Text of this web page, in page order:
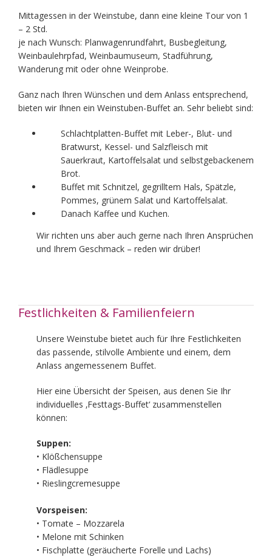
Mittagessen in der Weinstube, dann eine kleine Tour von 1
– 2 Std.
je nach Wunsch: Planwagenrundfahrt, Busbegleitung,
Weinbaulehrpfad, Weinbaumuseum, Stadführung,
Wanderung mit oder ohne Weinprobe.
Ganz nach Ihren Wünschen und dem Anlass entsprechend,
bieten wir Ihnen ein Weinstuben-Buffet an. Sehr beliebt sind:
Schlachtplatten-Buffet mit Leber-, Blut- und
Bratwurst, Kessel- und Salzfleisch mit
Sauerkraut, Kartoffelsalat und selbstgebackenem
Brot.
Buffet mit Schnitzel, gegrilltem Hals, Spätzle,
Pommes, grünem Salat und Kartoffelsalat.
Danach Kaffee und Kuchen.
Wir richten uns aber auch gerne nach Ihren Ansprüchen
und Ihrem Geschmack – reden wir drüber!
Festlichkeiten & Familienfeiern
Unsere Weinstube bietet auch für Ihre Festlichkeiten
das passende, stilvolle Ambiente und einem, dem
Anlass angemessenem Buffet.
Hier eine Übersicht der Speisen, aus denen Sie Ihr
individuelles ‚Festtags-Buffet‘ zusammenstellen
können:
Suppen:
• Klößchensuppe
• Flädlesuppe
• Rieslingcremesuppe
Vorspeisen:
• Tomate – Mozzarela
• Melone mit Schinken
• Fischplatte (geräucherte Forelle und Lachs)